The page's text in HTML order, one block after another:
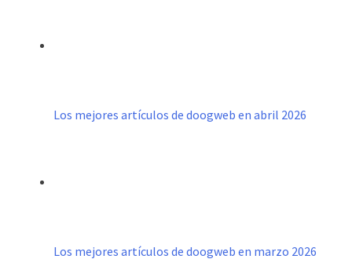
Los mejores artículos de doogweb en abril 2026
Los mejores artículos de doogweb en marzo 2026